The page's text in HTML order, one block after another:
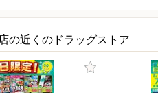
の近くのドラッグストア